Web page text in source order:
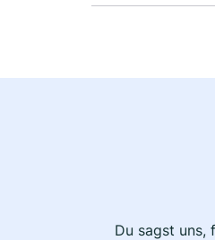
Du sagst uns,